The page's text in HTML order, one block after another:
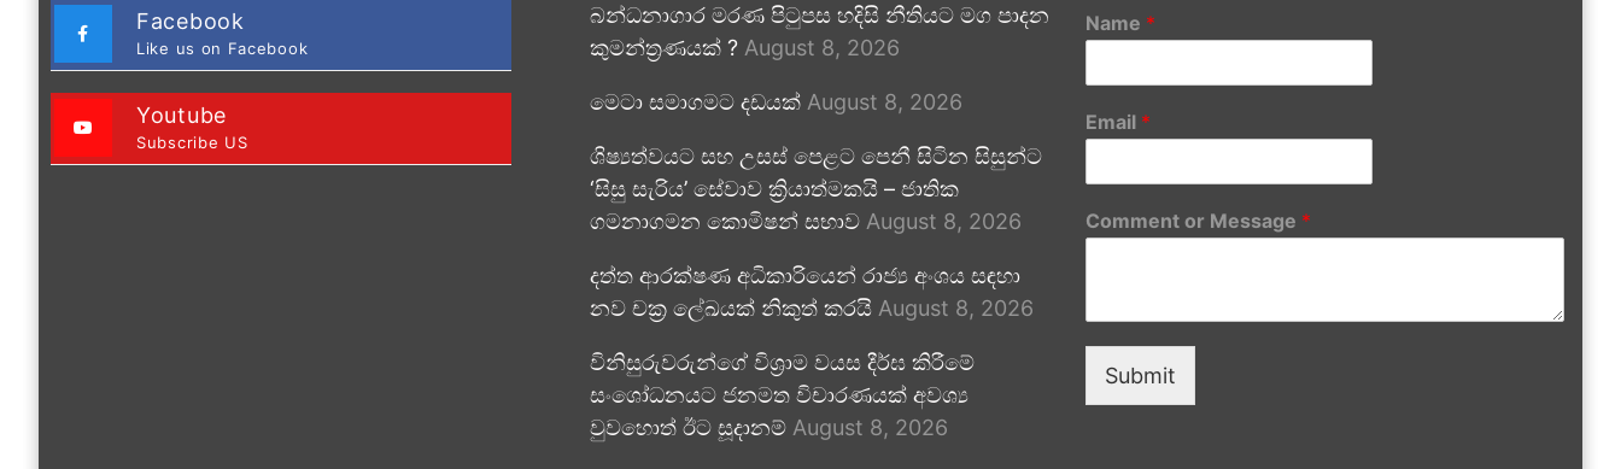
Facebook
Like us on Facebook
Youtube
Subscribe US
බන්ධනාගාර මරණ පිටුපස හදිසි නීතියට මග පාදන
කුමන්ත්‍රණයක් ? August 8, 2026
මෙටා සමාගමට දඩයක් August 8, 2026
ශිෂ්‍යත්වයට සහ උසස් පෙළට පෙනී සිටින සිසුන්ට
‘සිසු සැරිය’ සේවාව ක්‍රියාත්මකයි – ජාතික
ගමනාගමන කොමිෂන් සභාව August 8, 2026
දත්ත ආරක්ෂණ අධිකාරියෙන් රාජ්‍ය අංශය සඳහා
නව චක්‍ර ලේඛයක් නිකුත් කරයි August 8, 2026
විනිසුරුවරුන්ගේ විශ්‍රාම වයස දීර්ඝ කිරීමේ
සංශෝධනයට ජනමත විචාරණයක් අවශ්‍ය
වුවහොත් ඊට සූදානම් August 8, 2026
Name *
Email *
Comment or Message *
Submit